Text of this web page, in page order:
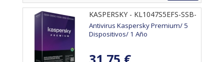
KASPERSKY - KL1047S5EFS-SSB-
ES
Antivirus Kaspersky Premium/ 5
Dispositivos/ 1 Año